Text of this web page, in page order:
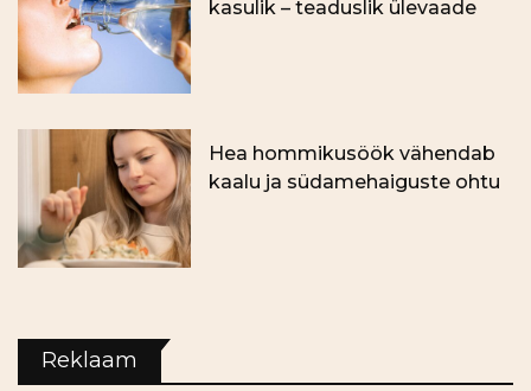
kasulik – teaduslik ülevaade
Hea hommikusöök vähendab
kaalu ja südamehaiguste ohtu
Reklaam